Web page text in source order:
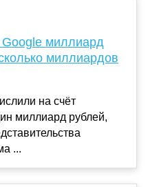
миллиард
миллиардов
на счёт
миллиард рублей,
...